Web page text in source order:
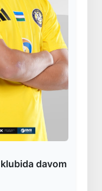
davom